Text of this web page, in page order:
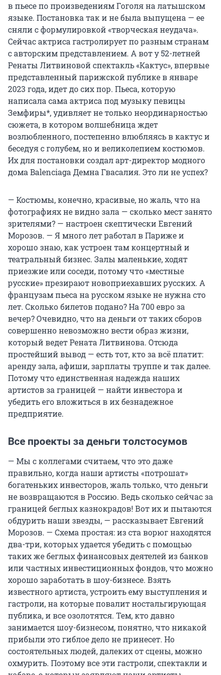
в пьесе по произведениям Гоголя на латышском
языке. Постановка так и не была выпущена — ее
сняли с формулировкой «творческая неудача».
Сейчас актриса гастролирует по разным странам
с авторским представлением. А вот у 52-летней
Ренаты Литвиновой спектакль «Кактус», впервые
представленный парижской публике в январе
2023 года, идет до сих пор. Пьеса, которую
написала сама актриса под музыку певицы
Земфиры*, удивляет не только неординарностью
сюжета, в котором волшебница ждет
возлюбленного, постепенно влюбляясь в кактус и
беседуя с голубем, но и великолепием костюмов.
Их для постановки создал арт-директор модного
дома Balenciaga Демна Гвасалия. Это ли не успех?
— Костюмы, конечно, красивые, но жаль, что на
фотографиях не видно зала — сколько мест занято
зрителями? — настроен скептически Евгений
Морозов. — Я много лет работал в Париже и
хорошо знаю, как устроен там концертный и
театральный бизнес. Залы маленькие, ходят
приезжие или соседи, потому что «местные
русские» презирают новоприехавших русских. А
французам пьеса на русском языке не нужна сто
лет. Сколько билетов подано? На 700 евро за
вечер? Очевидно, что на деньги от таких сборов
совершенно невозможно вести образ жизни,
который ведет Рената Литвинова. Отсюда
простейший вывод — есть тот, кто за всё платит:
аренду зала, афиши, зарплаты труппе и так далее.
Потому что единственная надежда наших
артистов за границей — найти инвестора и
убедить его вложиться в их безнадежное
предприятие.
Все проекты за деньги толстосумов
— Мы с коллегами считаем, что это даже
правильно, когда наши артисты «потрошат»
богатеньких инвесторов, жаль только, что деньги
не возвращаются в Россию. Ведь сколько сейчас за
границей беглых казнокрадов! Вот их и пытаются
обдурить наши звезды, — рассказывает Евгений
Морозов. — Схема простая: из ста ворюг находятся
два-три, которых удается убедить с помощью
таких же беглых финансовых деятелей из банков
или частных инвестиционных фондов, что можно
хорошо заработать в шоу-бизнесе. Взять
известного артиста, устроить ему выступления и
гастроли, на которые повалит ностальгирующая
публика, и все озолотятся. Тем, кто давно
занимается шоу-бизнесом, понятно, что никакой
прибыли это гиблое дело не принесет. Но
состоятельных людей, далеких от сцены, можно
охмурить. Поэтому все эти гастроли, спектакли и